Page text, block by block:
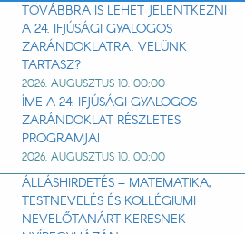
TOVÁBBRA IS LEHET JELENTKEZNI
A 24. IFJÚSÁGI GYALOGOS
ZARÁNDOKLATRA. VELÜNK
TARTASZ?
2026. AUGUSZTUS 10. 00:00
ÍME A 24. IFJÚSÁGI GYALOGOS
ZARÁNDOKLAT RÉSZLETES
PROGRAMJA!
2026. AUGUSZTUS 10. 00:00
ÁLLÁSHIRDETÉS – MATEMATIKA,
TESTNEVELÉS ÉS KOLLÉGIUMI
NEVELŐTANÁRT KERESNEK